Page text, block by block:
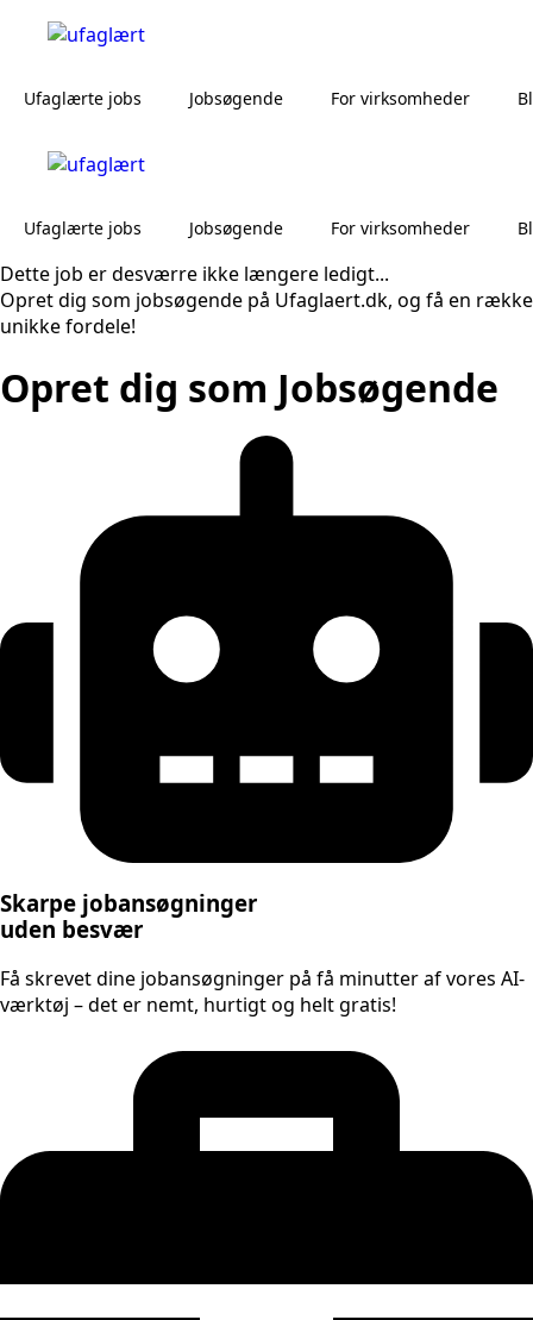
Ufaglærte jobs Jobsøgende For virksomheder
Ufaglærte jobs Jobsøgende For virksomheder
Dette job er desværre ikke længere ledigt...
Opret dig som jobsøgende på Ufaglaert.dk, og få en række
unikke fordele!
Opret dig som Jobsøgende
Skarpe jobansøgninger
uden besvær
Få skrevet dine jobansøgninger på få minutter af vores AI-
værktøj – det er nemt, hurtigt og helt gratis!